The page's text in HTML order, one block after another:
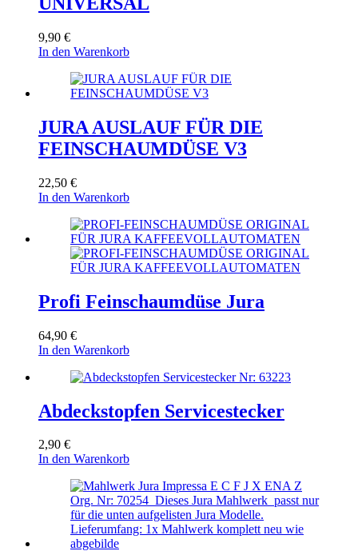
9,90 €
In den Warenkorb
JURA AUSLAUF FÜR DIE
FEINSCHAUMDÜSE V3
22,50 €
In den Warenkorb
Profi Feinschaumdüse Jura
64,90 €
In den Warenkorb
Abdeckstopfen Servicestecker
2,90 €
In den Warenkorb